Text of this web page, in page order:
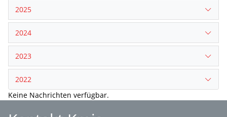
2025
2024
2023
2022
Keine Nachrichten verfügbar.